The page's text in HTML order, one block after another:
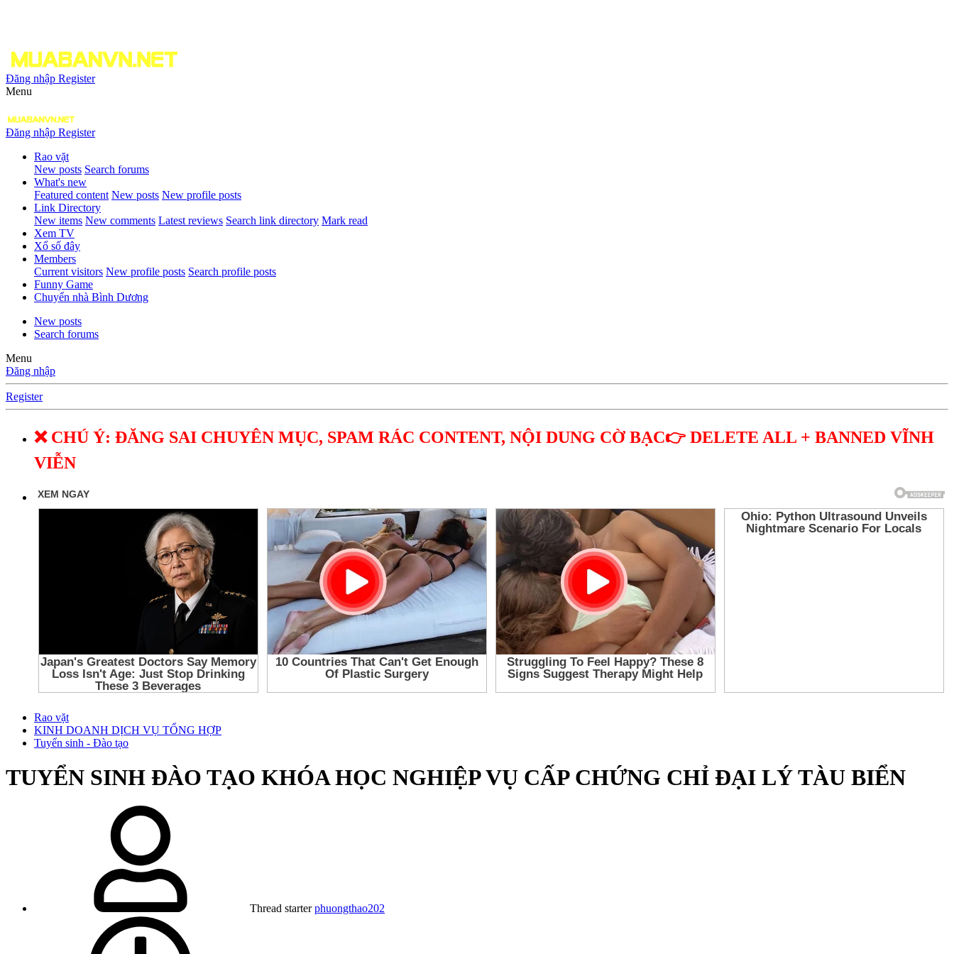
Đăng nhập Register
Menu
Đăng nhập Register
Rao vặt
New posts Search forums
What's new
Featured content New posts New profile posts
Link Directory
New items New comments Latest reviews Search link directory Mark read
Xem TV
Xổ số đây
Members
Current visitors New profile posts Search profile posts
Funny Game
Chuyển nhà Bình Dương
New posts
Search forums
Menu
Đăng nhập
Register
❌ CHÚ Ý: ĐĂNG SAI CHUYÊN MỤC, SPAM RÁC CONTENT, NỘI DUNG CỜ BẠC👉 DELETE ALL + BANNED VĨNH
VIỄN
Rao vặt
KINH DOANH DỊCH VỤ TỔNG HỢP
Tuyển sinh - Đào tạo
TUYỂN SINH ĐÀO TẠO KHÓA HỌC NGHIỆP VỤ CẤP CHỨNG CHỈ ĐẠI LÝ TÀU BIỂN
Thread starter phuongthao202